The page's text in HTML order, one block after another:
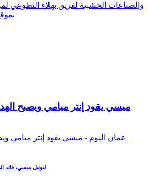
والصناعات الخشبية لفريق بهلاء التطوعي
ميسي يقود إنتر ميامي ويصبح
ليونيل ميسي، قائد